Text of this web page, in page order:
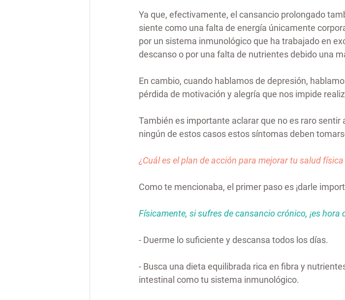
Ya que, efectivamente, el cansancio prolongado
siente como una falta de energía únicamente
por un sistema inmunológico que ha trabajado en
descanso o por una falta de nutrientes debido una
En cambio, cuando hablamos de depresión,
pérdida de motivación y alegría que nos impide
También es importante aclarar que no es raro
ningún de estos casos estos síntomas deben
¿Cuál es el plan de acción para mejorar tu salud
Como te mencionaba, el primer paso es ¡darle
Físicamente, si sufres de cansancio crónico, ¡es hora
- Duerme lo suficiente y descansa todos los días.
- Busca una dieta equilibrada rica en fibra y
intestinal como tu sistema inmunológico.